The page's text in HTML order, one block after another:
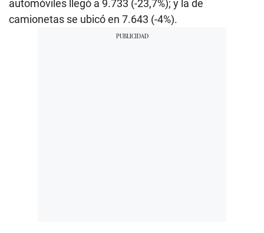
automóviles llegó a 9.733 (-23,7%); y la de
camionetas se ubicó en 7.643 (-4%).